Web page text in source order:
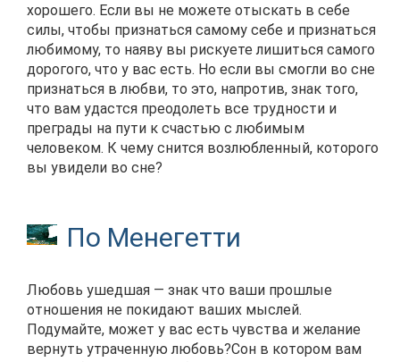
хорошего. Если вы не можете отыскать в себе
силы, чтобы признаться самому себе и признаться
любимому, то наяву вы рискуете лишиться самого
дорогого, что у вас есть. Но если вы смогли во сне
признаться в любви, то это, напротив, знак того,
что вам удастся преодолеть все трудности и
преграды на пути к счастью с любимым
человеком. К чему снится возлюбленный, которого
вы увидели во сне?
По Менегетти
Любовь ушедшая — знак что ваши прошлые
отношения не покидают ваших мыслей.
Подумайте, может у вас есть чувства и желание
вернуть утраченную любовь?Сон в котором вам